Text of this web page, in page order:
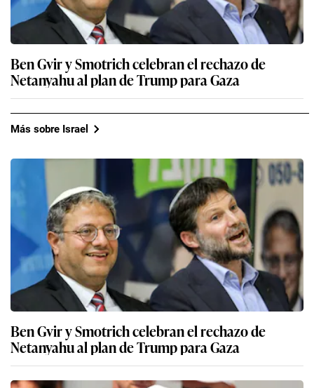
Ben Gvir y Smotrich celebran el rechazo de
Netanyahu al plan de Trump para Gaza
Más sobre Israel
Ben Gvir y Smotrich celebran el rechazo de
Netanyahu al plan de Trump para Gaza